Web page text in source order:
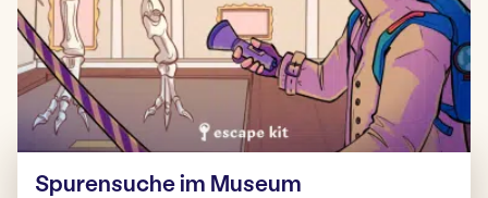
Spurensuche im Museum